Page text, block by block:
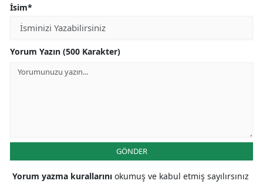
İsim*
Yorum Yazın (500 Karakter)
GÖNDER
Yorum yazma kurallarını okumuş ve kabul etmiş sayılırsınız